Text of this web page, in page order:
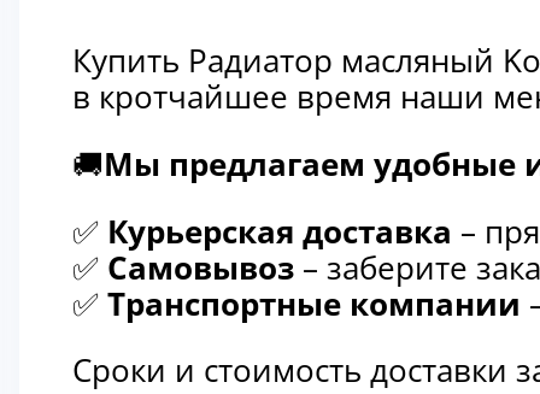
Купить Радиатор масляный
в кротчайшее время наши
🚚Мы предлагаем удобные
✅ Курьерская доставка –
✅ Самовывоз – заберите
✅ Транспортные компании
Сроки и стоимость доставки